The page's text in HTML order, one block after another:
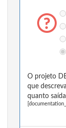
O projeto
que
quanto